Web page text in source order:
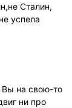
Сталин,
успела
Вы на свою-то
ни про